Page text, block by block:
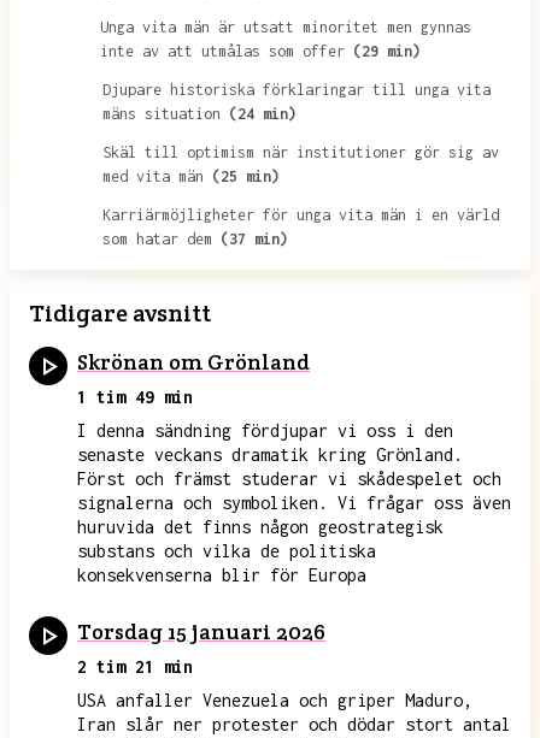
Unga vita män är utsatt minoritet men gynnas
inte av att utmålas som offer (29 min)
Djupare historiska förklaringar till unga vita
mäns situation (24 min)
Skäl till optimism när institutioner gör sig av
med vita män (25 min)
Karriärmöjligheter för unga vita män i en värld
som hatar dem (37 min)
Tidigare avsnitt
Skrönan om Grönland
1 tim 49 min
I denna sändning fördjupar vi oss i den
senaste veckans dramatik kring Grönland.
Först och främst studerar vi skådespelet och
signalerna och symboliken. Vi frågar oss även
huruvida det finns någon geostrategisk
substans och vilka de politiska
konsekvenserna blir för Europa
Torsdag 15 januari 2026
2 tim 21 min
USA anfaller Venezuela och griper Maduro,
Iran slår ner protester och dödar stort antal